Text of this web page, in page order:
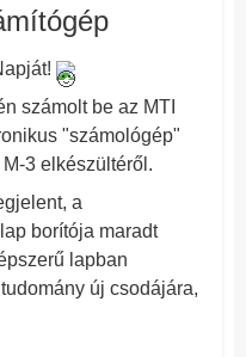
számolt be az MTI
"számológép"
3 elkészültéről.
a
borítója maradt
lapban
új csodájára,